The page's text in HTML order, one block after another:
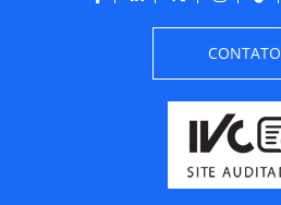
CONTATO